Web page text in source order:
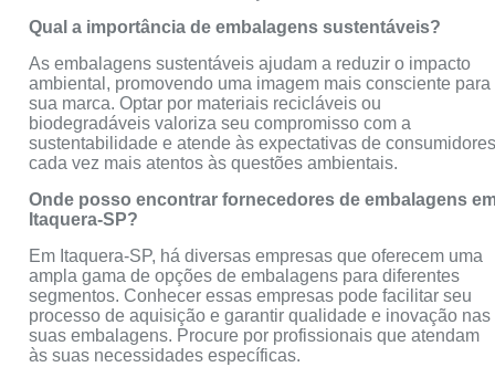
Qual a importância de embalagens sustentáveis?
As embalagens sustentáveis ajudam a reduzir o impacto
ambiental, promovendo uma imagem mais consciente para
sua marca. Optar por materiais recicláveis ou
biodegradáveis valoriza seu compromisso com a
sustentabilidade e atende às expectativas de
cada vez mais atentos às questões ambientais.
Onde posso encontrar fornecedores de embalagens
Itaquera-SP?
Em Itaquera-SP, há diversas empresas que oferecem uma
ampla gama de opções de embalagens para diferentes
segmentos. Conhecer essas empresas pode facilitar seu
processo de aquisição e garantir qualidade e inovação nas
suas embalagens. Procure por profissionais que atendam
às suas necessidades específicas.